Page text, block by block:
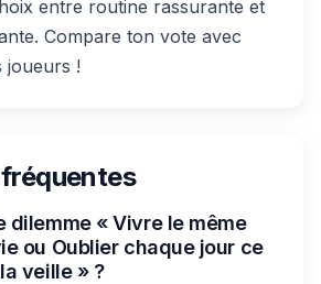
entre routine rassurante et
Compare ton vote avec
joueurs !
dilemme « Vivre le même
ou Oublier chaque jour ce
veille » ?